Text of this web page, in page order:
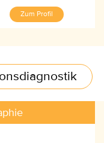
Zum Profil